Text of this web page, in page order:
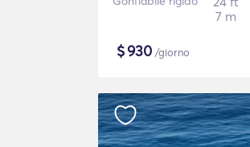
7 m
$930 /giorno